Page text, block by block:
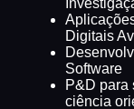
Digitais
Software
P&D para
ciência